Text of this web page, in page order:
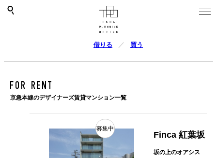
借りる 買う
FOR RENT
京急本線のデザイナーズ賃貸マンション一覧
募集中
Finca 紅葉坂
坂の上のオアシス